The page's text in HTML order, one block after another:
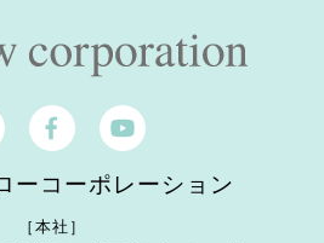
ーコーポレーション
［本社］